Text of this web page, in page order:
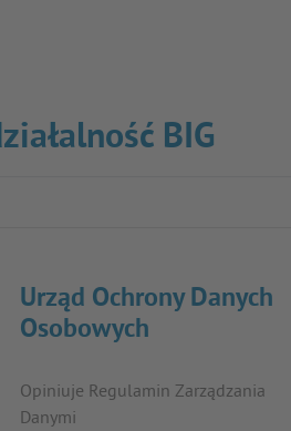
BIG
Urząd Ochrony Danych
Osobowych
Opiniuje Regulamin Zarządzania
Danymi